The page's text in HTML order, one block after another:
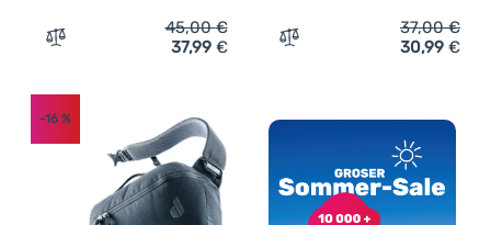
Zum Vergleich 'Laptop-Tasche Osprey Arcane Laptop
45,00€
37,99 € Zum Vergleich 'Laptop-
37,00€
30,99 €
-16 %